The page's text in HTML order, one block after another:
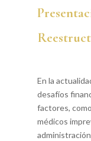
En la
desafíos
factores,
médicos